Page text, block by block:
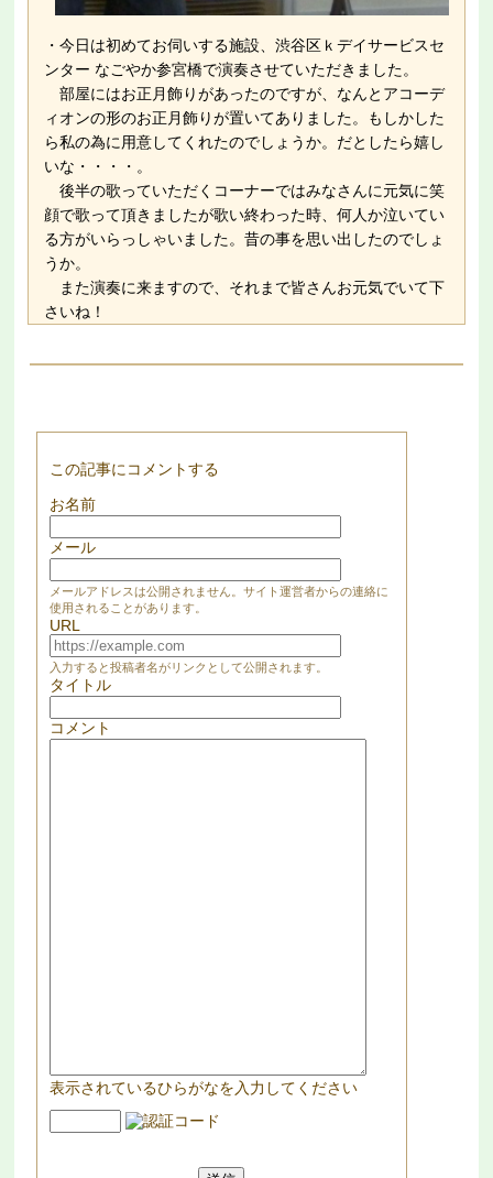
・今日は初めてお伺いする施設、渋谷区ｋデイサービスセ
ンター なごやか参宮橋で演奏させていただきました。
部屋にはお正月飾りがあったのですが、なんとアコーデ
ィオンの形のお正月飾りが置いてありました。もしかした
ら私の為に用意してくれたのでしょうか。だとしたら嬉し
いな・・・・。
後半の歌っていただくコーナーではみなさんに元気に笑
顔で歌って頂きましたが歌い終わった時、何人か泣いてい
る方がいらっしゃいました。昔の事を思い出したのでしょ
うか。
また演奏に来ますので、それまで皆さんお元気でいて下
さいね！
この記事にコメントする
お名前
メール
メールアドレスは公開されません。サイト運営者からの連絡に
使用されることがあります。
URL
入力すると投稿者名がリンクとして公開されます。
タイトル
コメント
表示されているひらがなを入力してください